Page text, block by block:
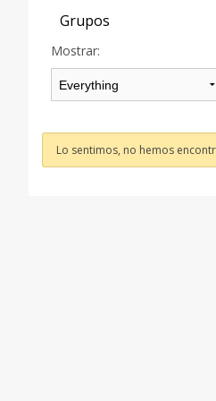
Grupos
Mostrar:
Lo sentimos, no hemos